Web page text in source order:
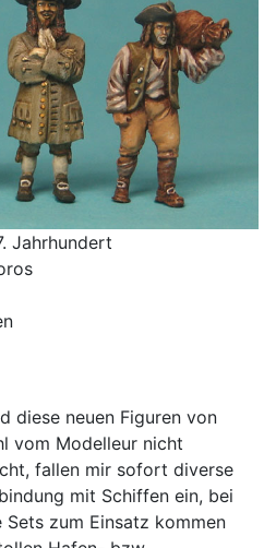
Jahrhundert
diese neuen Figuren von
vom Modelleur nicht
fallen mir sofort diverse
mit Schiffen ein, bei
zum Einsatz kommen